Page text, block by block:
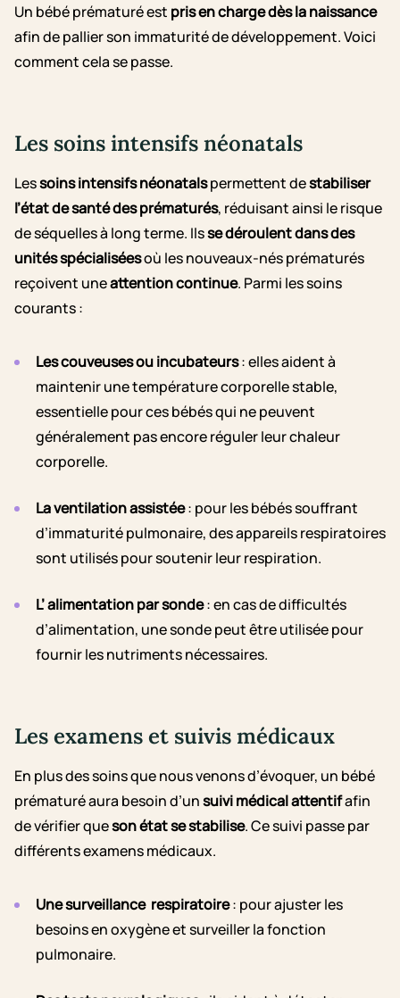
Un bébé prématuré est pris en charge dès la naissance
afin de pallier son immaturité de développement. Voici
comment cela se passe.
Les soins intensifs néonatals
Lessoins intensifs néonatalspermettent destabiliser
l’état de santé des prématurés, réduisant ainsi le risque
de séquelles à long terme. Ilsse déroulent dans des
unités spécialiséesoù les nouveaux-nés prématurés
reçoivent uneattention continue. Parmi les soins
courants :
Les couveuses ou incubateurs: elles aident à
maintenir une température corporelle stable,
essentielle pour ces bébés qui ne peuvent
généralement pas encore réguler leur chaleur
corporelle.
La ventilation assistée: pour les bébés souffrant
d’immaturité pulmonaire, des appareils respiratoires
sont utilisés pour soutenir leur respiration.
L’ alimentation par sonde: en cas de difficultés
d’alimentation, une sonde peut être utilisée pour
fournir les nutriments nécessaires.
Les examens et suivis médicaux
En plus des soins que nous venons d’évoquer, un bébé
prématuré aura besoin d’unsuivi médical attentifafin
de vérifier queson état se stabilise. Ce suivi passe par
différents examens médicaux.
Une surveillance respiratoire: pour ajuster les
besoins en oxygène et surveiller la fonction
pulmonaire.